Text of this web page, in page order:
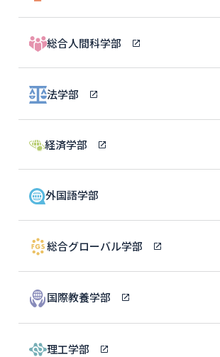
総合人間科学部
法学部
経済学部
外国語学部
総合グローバル学部
国際教養学部
理工学部